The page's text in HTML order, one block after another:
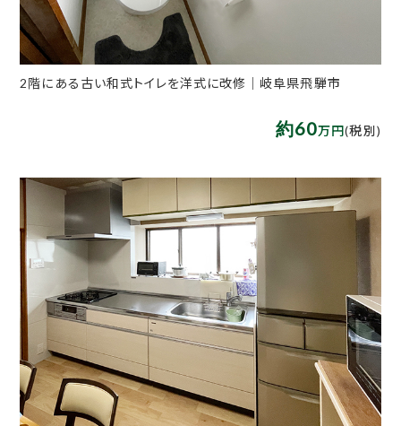
2階にある古い和式トイレを洋式に改修｜岐阜県飛騨市
約60万円(税別)